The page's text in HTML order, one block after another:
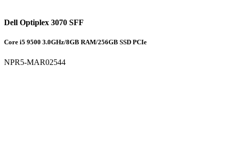
Dell Optiplex 3070 SFF
Core i5 9500 3.0GHz/8GB RAM/256GB SSD PCIe
NPR5-MAR02544